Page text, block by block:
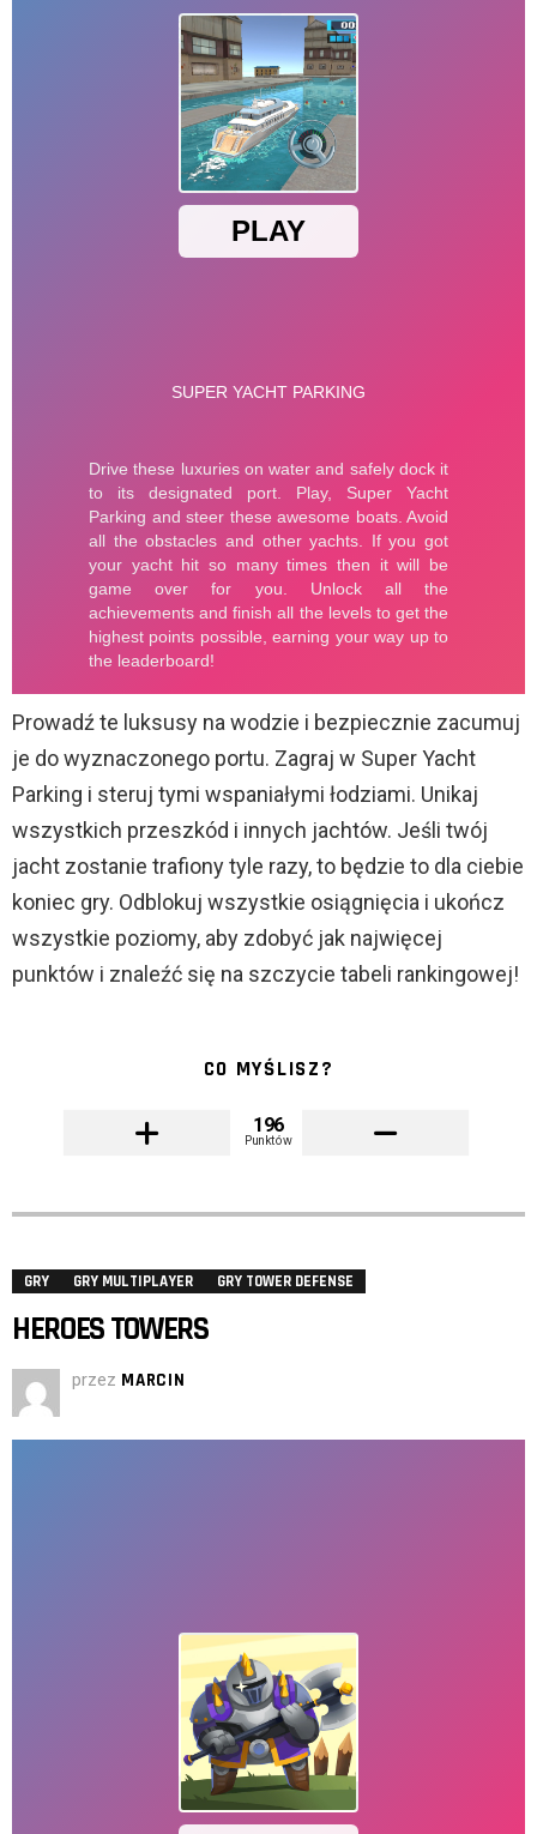
Prowadź te luksusy na wodzie i bezpiecznie zacumuj
je do wyznaczonego portu. Zagraj w Super Yacht
Parking i steruj tymi wspaniałymi łodziami. Unikaj
wszystkich przeszkód i innych jachtów. Jeśli twój
jacht zostanie trafiony tyle razy, to będzie to dla ciebie
koniec gry. Odblokuj wszystkie osiągnięcia i ukończ
wszystkie poziomy, aby zdobyć jak najwięcej
punktów i znaleźć się na szczycie tabeli rankingowej!
CO MYŚLISZ?
196
Punktów
GRY GRY MULTIPLAYER GRY TOWER DEFENSE
HEROES TOWERS
przez MARCIN